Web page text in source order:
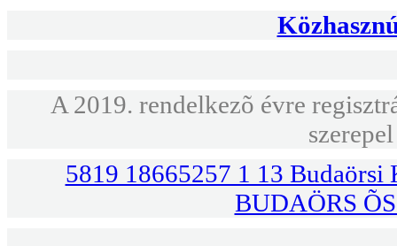
A 2019. rendelkezõ évre
5819 18665257 1 13 Budaörsi
BUDAÖRS